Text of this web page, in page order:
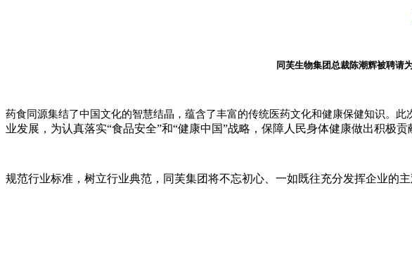
同芙生物集团总裁陈潮辉被聘请
药食同源集结了中国文化的智慧结晶，蕴含了丰富的传统医药文化和健康保健知识。
业发展，为认真落实“食品安全”和“健康中国”战略，保障人民身体健康做出积极贡
规范行业标准，树立行业典范，同芙集团将不忘初心、一如既往充分发挥企业的